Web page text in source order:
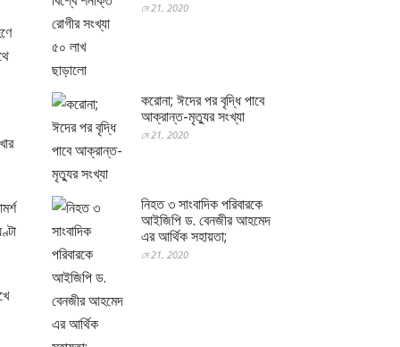
মে 21, 2020
করোনা; ঈদের পর বৃদ্ধি পাবে
আক্রান্ত-মৃত্যুর সংখ্যা
মে 21, 2020
নিহত ৩ সাংবাদিক পরিবারকে
আইজিপি ড. বেনজীর আহমেদ
এর আর্থিক সহায়তা;
মে 21, 2020